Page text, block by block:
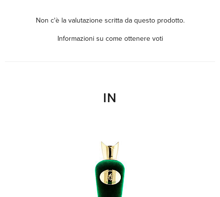
Non c'è la valutazione scritta da questo prodotto.
Informazioni su come ottenere voti
IN